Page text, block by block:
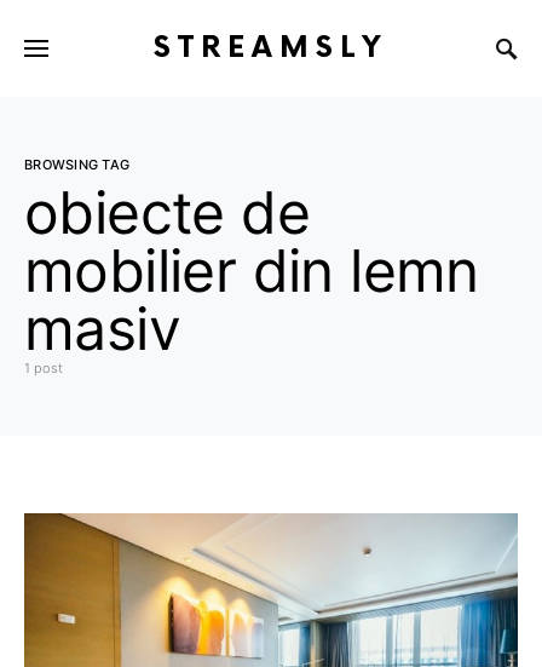
STREAMSLY
BROWSING TAG
obiecte de
mobilier din lemn
masiv
1 post